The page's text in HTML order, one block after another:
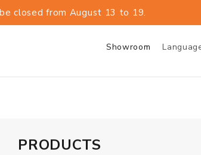
closed from August 13 to 19.
Showroom
PRODUCTS